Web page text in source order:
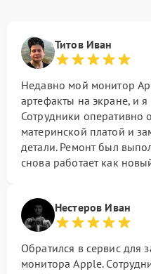
Титов Иван
Недавно мой монитор
артефакты на экране, и я
Сотрудники оперативно
материнской платой и
детали. Ремонт был
снова работает как
Нестеров Иван
Обратился в сервис для
монитора Apple.